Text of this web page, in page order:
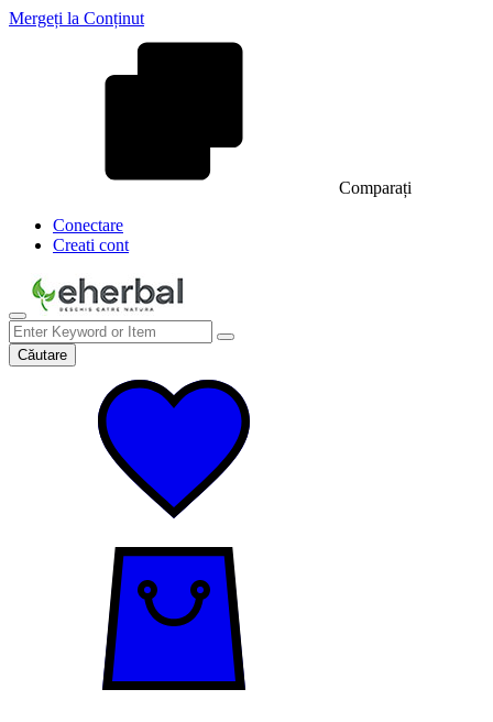
Mergeți la Conținut
Comparați
Conectare
Creati cont
Căutare